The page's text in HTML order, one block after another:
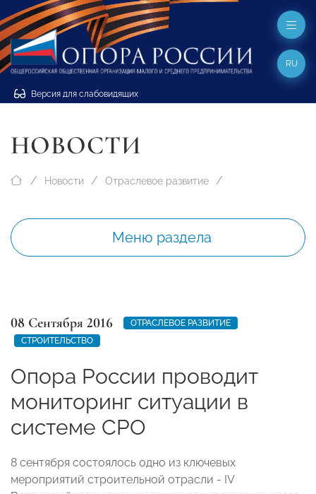
Версия для слабовидящих
RU
НОВОСТИ
Новости Отраслевое развитие
Меню раздела
08 Сентября 2016
ОТРАСЛЕВОЕ РАЗВИТИЕ
СТРОИТЕЛЬСТВО
Опора России проводит
мониторинг ситуации в
системе СРО
8 сентября состоялось одно из ключевых
мероприятий строительной отрасли - IV